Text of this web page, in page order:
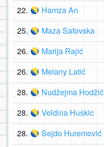
22. Hamza An
25. Maza Safovska
26. Marija Rajić
26. Melany Latić
28. Nudžejma Hodžić
28. Veldina Huskic
28. Sejdo Huremović